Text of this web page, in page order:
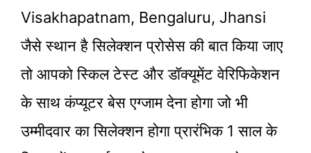
Visakhapatnam, Bengaluru, Jhansi
जैसे स्थान है सिलेक्शन प्रोसेस की बात किया जाए
तो आपको स्किल टेस्ट और डॉक्यूमेंट वेरिफिकेशन
के साथ कंप्यूटर बेस एग्जाम देना होगा जो भी
उम्मीदवार का सिलेक्शन होगा प्रारंभिक 1 साल के